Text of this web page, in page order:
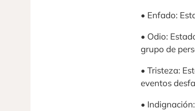
• Enfado:
• Odio:
grupo de
• Tristeza:
eventos
•